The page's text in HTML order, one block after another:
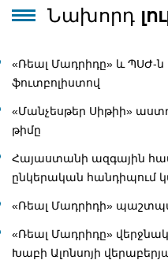
Նախորդ
«Ռեալ Մադրիդը» և ՊՍԺ-ն
ֆուտբոլիստով
«Մանչեսթեր Սիթիի»
թիմը
Հայաստանի ազգային
ընկերական հանդիպում
«Ռեալ Մադրիդի»
«Ռեալ Մադրիդը»
Խաբի Ալոնսոյի